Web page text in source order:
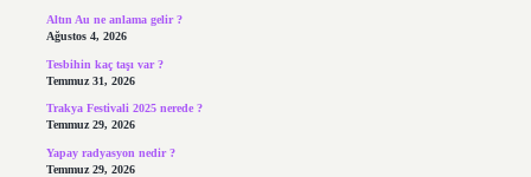
Altın Au ne anlama gelir ?
Ağustos 4, 2026
Tesbihin kaç taşı var ?
Temmuz 31, 2026
Trakya Festivali 2025 nerede ?
Temmuz 29, 2026
Yapay radyasyon nedir ?
Temmuz 29, 2026